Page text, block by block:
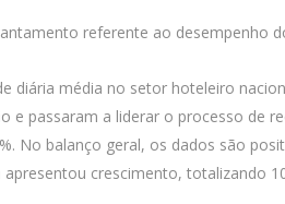
referente ao desempenho
diária média no setor hoteleiro
e passaram a liderar o processo de
No balanço geral, os dados são
apresentou crescimento, totalizando